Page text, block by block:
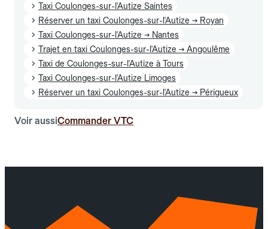
Taxi Coulonges-sur-l'Autize Saintes
Réserver un taxi Coulonges-sur-l'Autize → Royan
Taxi Coulonges-sur-l'Autize → Nantes
Trajet en taxi Coulonges-sur-l'Autize → Angoulême
Taxi de Coulonges-sur-l'Autize à Tours
Taxi Coulonges-sur-l'Autize Limoges
Réserver un taxi Coulonges-sur-l'Autize → Périgueux
Voir aussiCommander VTC